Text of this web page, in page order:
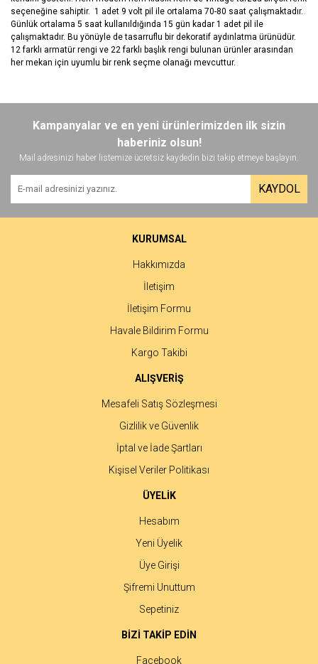
seçeneğine sahiptir. 1 adet 9 volt pil ile ortalama 70-80 saat çalışmaktadır.
Günlük ortalama 5 saat kullanıldığında 15 gün kadar 1 adet pil ile
çalışmaktadır. Bu yönüyle de tasarruflu bir dekoratif aydınlatma ürünüdür.
12 farklı armatür rengi ve 22 farklı başlık rengi bulunan ürünler arasından
her mekan için uyumlu bir renk seçme olanağı mevcuttur.
Bu ürüne ilk yorumu siz yapın!
Yorum Yaz
tarafımıza iletebilirsiniz.
Görüş ve önerileriniz için teşekkür ederiz.
Ürün resmi kalitesiz, bozuk veya görüntülenemiyor.
Ürün açıklamasında eksik bilgiler bulunuyor.
Ürün fiyatı diğer sitelerden daha pahalı.
Gönder
Kampanyalar ve en yeni ürünlerimizden ilk sizin
haberiniz olsun!
Mail adresinizi haber listemize ücretsiz kaydedin bizi takip etmeye başlayın.
KAYDOL
KURUMSAL
Hakkımızda
İletişim
İletişim Formu
Havale Bildirim Formu
Kargo Takibi
ALIŞVERİŞ
Mesafeli Satış Sözleşmesi
Gizlilik ve Güvenlik
İptal ve İade Şartları
Kişisel Veriler Politikası
ÜYELİK
Hesabım
Yeni Üyelik
Üye Girişi
Şifremi Unuttum
Sepetiniz
BİZİ TAKİP EDİN
Facebook